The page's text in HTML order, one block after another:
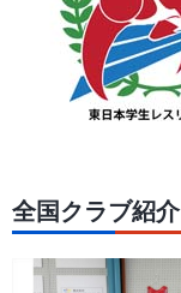
全国クラブ紹介